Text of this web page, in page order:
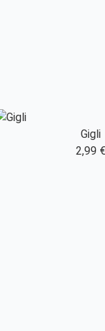
Gigli
2,99 €